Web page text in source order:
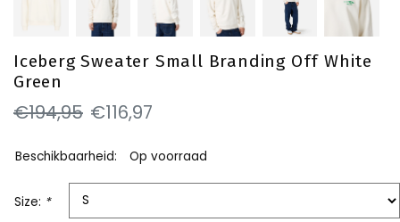
Iceberg Sweater Small Branding Off White
Green
€194,95 €116,97
Beschikbaarheid: Op voorraad
Size: *